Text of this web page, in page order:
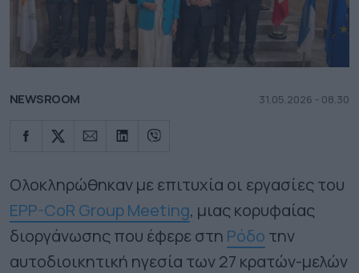
NEWSROOM 31.05.2026 - 08.30
Ολοκληρώθηκαν με επιτυχία οι εργασίες του
EPP-CoR Group Meeting, μιας κορυφαίας
διοργάνωσης που έφερε στη Ρόδο την
αυτοδιοικητική ηγεσία των 27 κρατών-μελών